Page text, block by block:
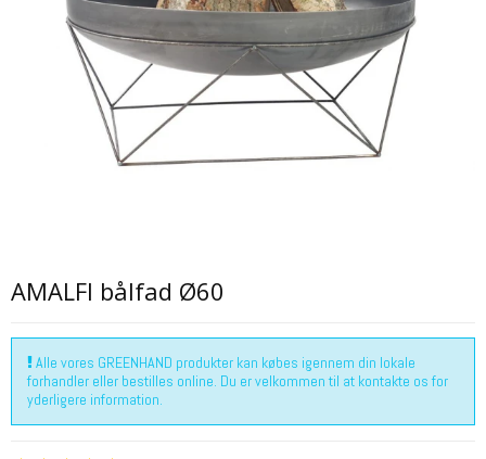
AMALFI bålfad Ø60
Alle vores GREENHAND produkter kan købes igennem din lokale
forhandler eller bestilles online. Du er velkommen til at kontakte os for
yderligere information.